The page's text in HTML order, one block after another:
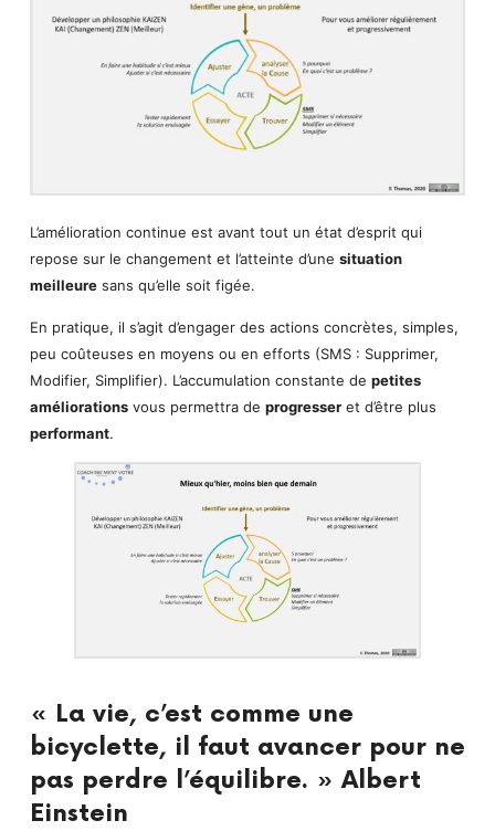
L’amélioration continue est avant tout un état d’esprit qui
repose sur le changement et l’atteinte d’une situation
meilleuresans qu’elle soit figée.
En pratique, il s’agit d’engager des actions concrètes, simples,
peu coûteuses en moyens ou en efforts (SMS : Supprimer,
Modifier, Simplifier). L’accumulation constante de petites
améliorationsvous permettra de progresseret d’être plus
performant.
« La vie, c’est comme une
bicyclette, il faut avancer pour ne
pas perdre l’équilibre. » Albert
Einstein